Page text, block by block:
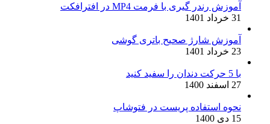
آموزش رندر گیری با فرمت MP4 در افترافکت
31 خرداد 1401
آموزش شارژ صحیح باتری گوشی
23 خرداد 1401
با 5 حرکت دندان را سفید کنید
27 اسفند 1400
نحوه استفاده پریست در فتوشاپ
15 دی 1400